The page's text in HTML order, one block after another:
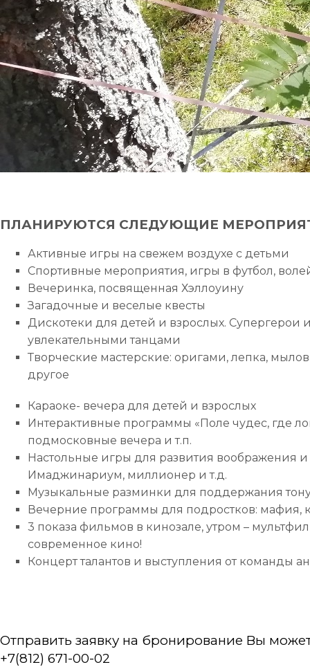
ПЛАНИРУЮТСЯ СЛЕДУЮЩИЕ
Активные игры на свежем воздухе с детьми
Спортивные мероприятия, игры в футбол,
Вечеринка, посвященная Хэллоуину
Загадочные и веселые квесты
Дискотеки для детей и взрослых.
увлекательными танцами
Творческие мастерские: оригами, лепка,
другое
Караоке- вечера для детей и взрослых
Интерактивные программы «Поле чудес, где
подмосковные вечера и т.п.
Настольные игры для развития воображения и
Имаджинариум, миллионер и т.д.
Музыкальные разминки для поддержания
Вечерние программы для подростков: мафия,
3 показа фильмов в кинозале, утром –
современное кино!
Концерт талантов и выступления от команды
Отправить заявку на бронирование Вы
+7(812) 671-00-02